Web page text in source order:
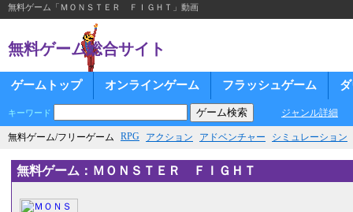
無料ゲーム「ＭＯＮＳＴＥＲ ＦＩＧＨＴ」動画
無料ゲーム総合サイト
ゲームトップ オンラインゲーム フラッシュゲーム
キーワード ジャンル詳細
無料ゲーム/フリーゲーム RPG アクション アドベンチャー シミュレーション
無料ゲーム：ＭＯＮＳＴＥＲ ＦＩＧＨＴ